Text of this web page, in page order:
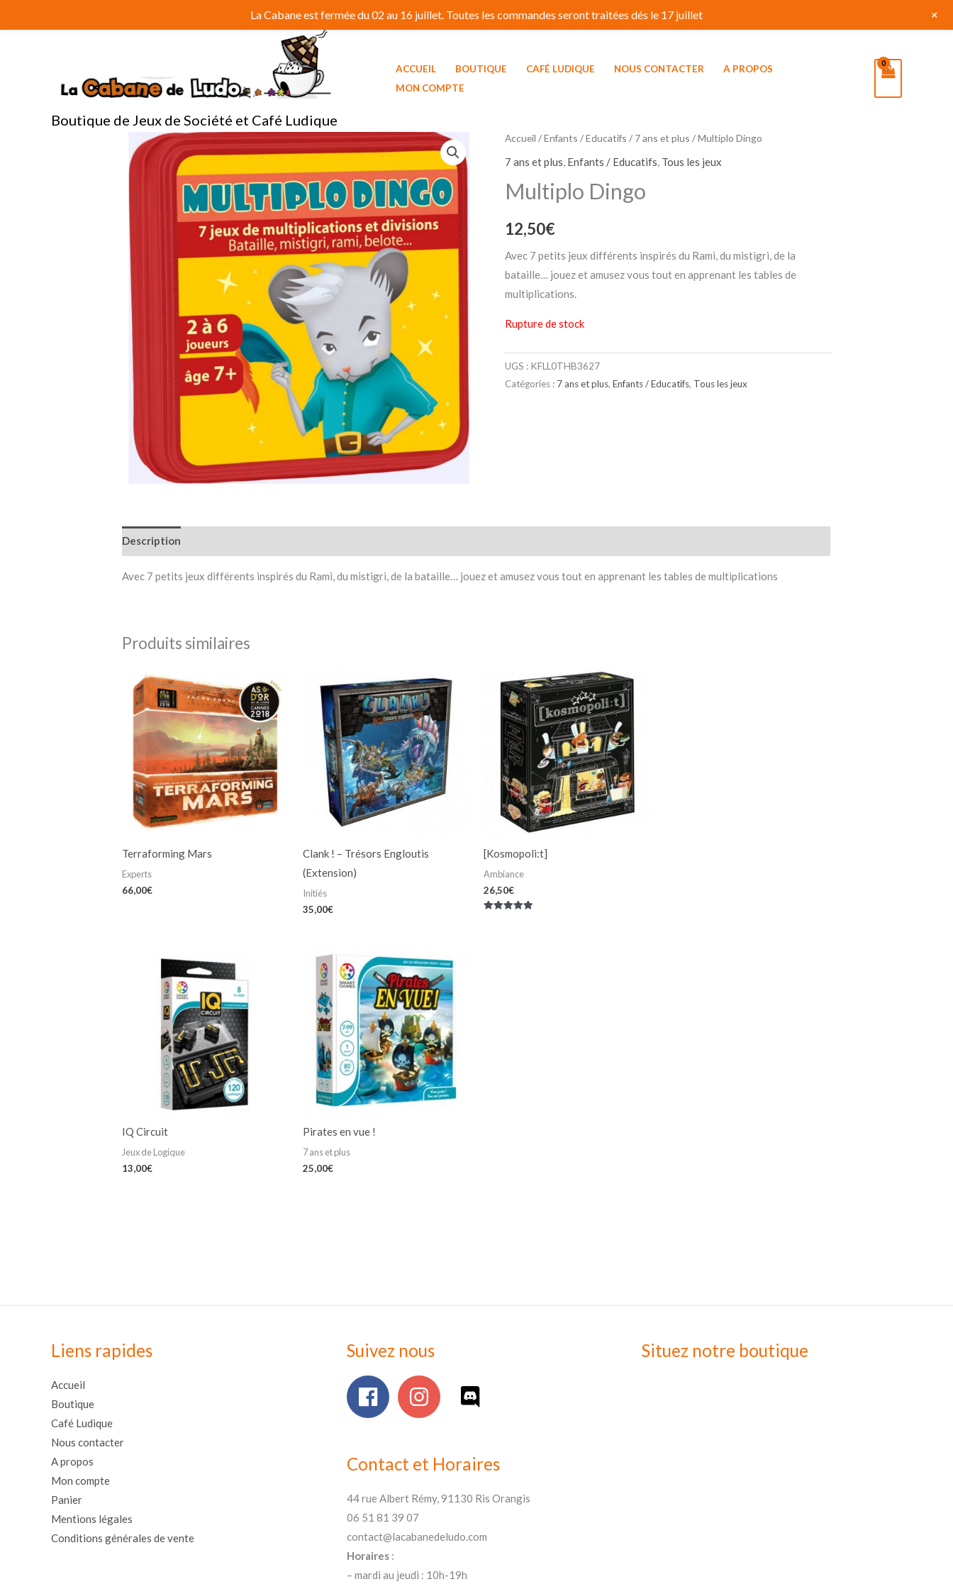
au
Boutique de Jeux de Société et Café Ludique
ACCUEIL BOUTIQUE CAFÉ LUDIQUE NOUS CONTACTER
A PROPOS
MON COMPTE
Accueil /Enfants / Educatifs / 7 ans et plus / Multiplo Dingo
7 ans et plus, Enfants / Educatifs, Tous les jeux
Multiplo Dingo
12,50€
Avec 7 petits jeux différents inspirés du Rami, du mistigri, de la
bataille… jouez et amusez vous tout en apprenant les tables de
multiplications.
Rupture de stock
UGS : KFLL0THB3627
Catégories : 7 ans et plus, Enfants / Educatifs, Tous les jeux
Description
Avec 7 petits jeux différents inspirés du Rami, du mistigri, de la bataille… jouez et amusez vous tout en apprenant les tables de multiplications
Produits similaires
Terraforming Mars
Experts
66,00€
Clank ! – Trésors Engloutis
(Extension)
Initiés
35,00€
[Kosmopoli:t]
Ambiance
26,50€
IQ Circuit
Jeux de Logique
13,00€
Pirates en vue !
7 ans et plus
25,00€
Liens rapides
Accueil
Boutique
Café Ludique
Nous contacter
A propos
Mon compte
Panier
Mentions légales
Conditions générales de vente
Suivez nous
Contact et Horaires
44 rue Albert Rémy, 91130 Ris Orangis
06 51 81 39 07
contact@lacabanedeludo.com
Horaires:
– mardi au jeudi : 10h-19h
Situez notre boutique
La Cabane est fermée du 02 au 16 juillet. Toutes les commandes seront traitées dés le 17 juillet +